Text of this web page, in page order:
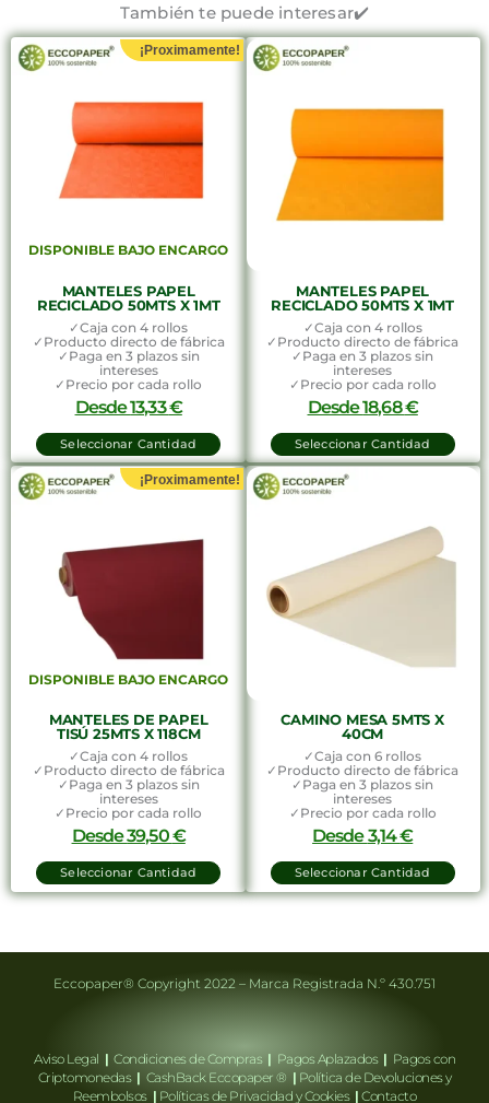
También te puede interesar✔️
¡Proximamente!
DISPONIBLE BAJO ENCARGO
MANTELES PAPEL
RECICLADO 50MTS X 1MT
✓Caja con 4 rollos
✓Producto directo de fábrica
✓Paga en 3 plazos sin
intereses
✓Precio por cada rollo
Desde13,33€
Seleccionar Cantidad
MANTELES PAPEL
RECICLADO 50MTS X 1MT
✓Caja con 4 rollos
✓Producto directo de fábrica
✓Paga en 3 plazos sin
intereses
✓Precio por cada rollo
Desde18,68€
Seleccionar Cantidad
¡Proximamente!
DISPONIBLE BAJO ENCARGO
MANTELES DE PAPEL
TISÚ 25MTS X 118CM
✓Caja con 4 rollos
✓Producto directo de fábrica
✓Paga en 3 plazos sin
intereses
✓Precio por cada rollo
Desde39,50€
Seleccionar Cantidad
CAMINO MESA 5MTS X
40CM
✓Caja con 6 rollos
✓Producto directo de fábrica
✓Paga en 3 plazos sin
intereses
✓Precio por cada rollo
Desde3,14€
Seleccionar Cantidad
Eccopaper® Copyright 2022 – Marca Registrada N.º 430.751
Aviso Legal | Condiciones de Compras | Pagos Aplazados | Pagos con
Criptomonedas | CashBack Eccopaper ® | Política de Devoluciones y
Reembolsos | Políticas de Privacidad y Cookies | Contacto